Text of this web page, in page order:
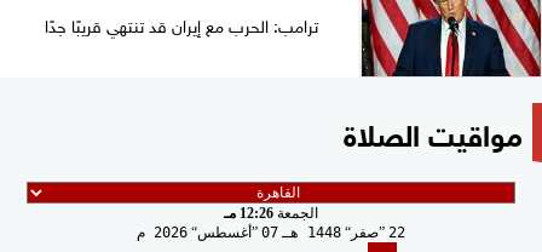
ترامب: الحرب مع إيران قد تنتهي قريبًا جدًا
مواقيت الصلاة
الجمعة 12:26 مـ
22 صفر 1448 هـ 07 أغسطس 2026 م